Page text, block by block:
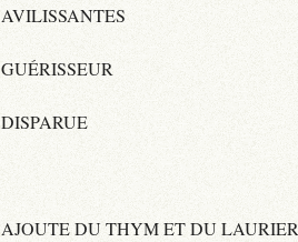
AVILISSANTES
GUÉRISSEUR
DISPARUE
AJOUTE DU THYM ET DU LAURIER